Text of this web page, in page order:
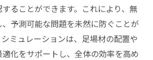
ることができます。これにより、無
予測可能な問題を未然に防ぐことが
ミュレーションは、足場材の配置や
化をサポートし、全体の効率を高め